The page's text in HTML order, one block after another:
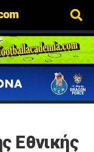
Εθνικής